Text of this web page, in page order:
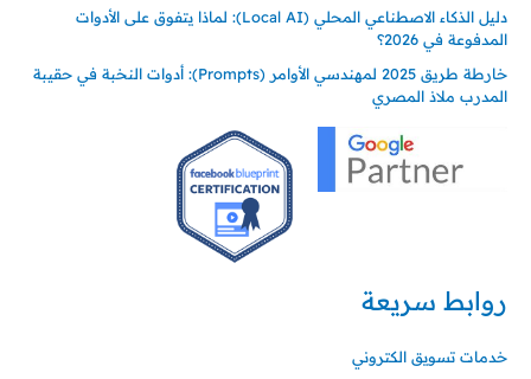
دليل الذكاء الاصطناعي المحلي (Local AI): لماذا يتفوق على الأدوات
المدفوعة في 2026؟
خارطة طريق 2025 لمهندسي الأوامر (Prompts): أدوات النخبة في حقيبة
المدرب ملاذ المصري
روابط سريعة
خدمات تسويق الكتروني